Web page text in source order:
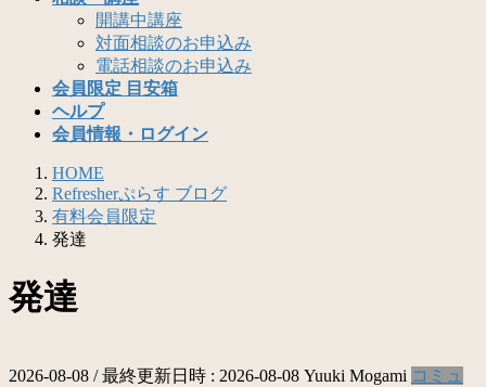
開講中講座
対面相談のお申込み
電話相談のお申込み
会員限定 目安箱
ヘルプ
会員情報・ログイン
HOME
Refresherぷらす ブログ
有料会員限定
発達
発達
2026-08-08 / 最終更新日時 : 2026-08-08 Yuuki Mogami コミュ